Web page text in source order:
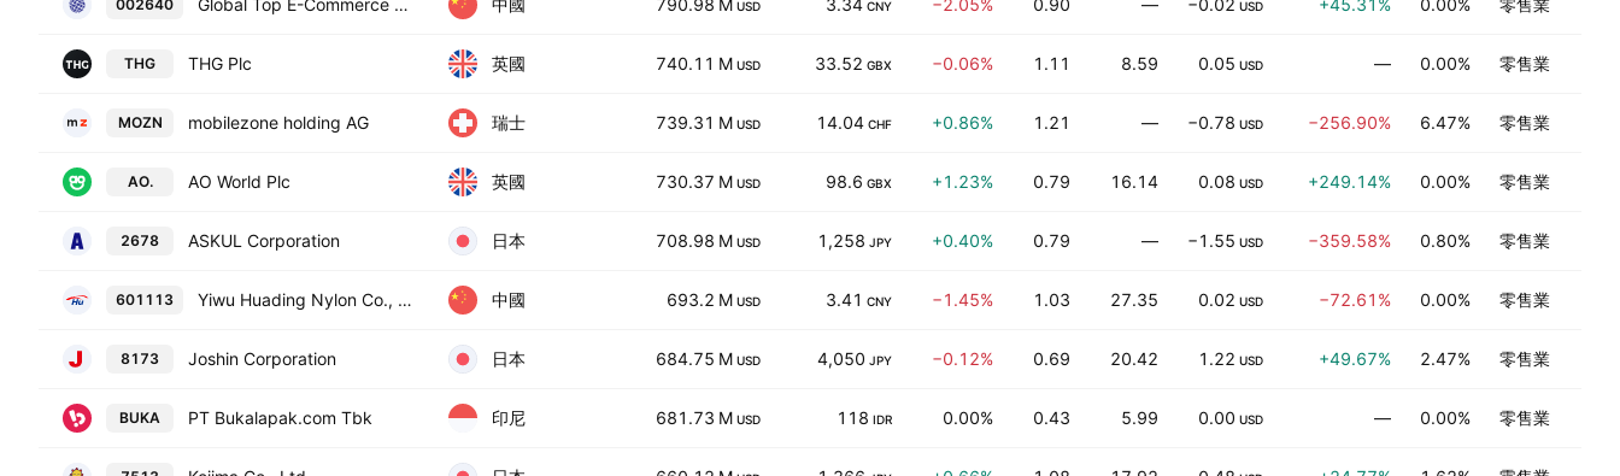
002640 Global Top E-Commerce Co. Ltd. Class A 790.98 M USD 3.34 CNY −2.05% 0.90 — −0.02 USD +45.31% 0.00% 零售業
THG THG Plc 英國 740.11 M USD 33.52 GBX −0.06% 1.11 8.59 0.05 USD — 0.00% 零售業
MOZN mobilezone holding AG 瑞士 739.31 M USD 14.04 CHF +0.86% 1.21 — −0.78 USD −256.90% 6.47% 零售業
AO. AO World Plc 英國 730.37 M USD 98.6 GBX +1.23% 0.79 16.14 0.08 USD +249.14% 0.00% 零售業
2678 ASKUL Corporation 日本 708.98 M USD 1,258 JPY +0.40% 0.79 — −1.55 USD −359.58% 0.80% 零售業
601113 Yiwu Huading Nylon Co., Ltd. Class A 中國 693.2 M USD 3.41 CNY −1.45% 1.03 27.35 0.02 USD −72.61% 0.00% 零售業
8173 Joshin Corporation 日本 684.75 M USD 4,050 JPY −0.12% 0.69 20.42 1.22 USD +49.67% 2.47% 零售業
BUKA PT Bukalapak.com Tbk 印尼 681.73 M USD 118 IDR 0.00% 0.43 5.99 0.00 USD — 0.00% 零售業